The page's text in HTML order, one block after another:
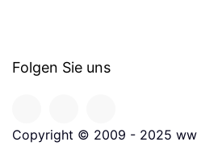
Folgen Sie uns
Copyright © 2009 - 2025